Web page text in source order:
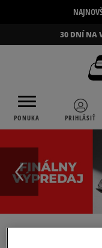
30 DNÍ NA
PONUKA PRIHLÁSIŤ
›